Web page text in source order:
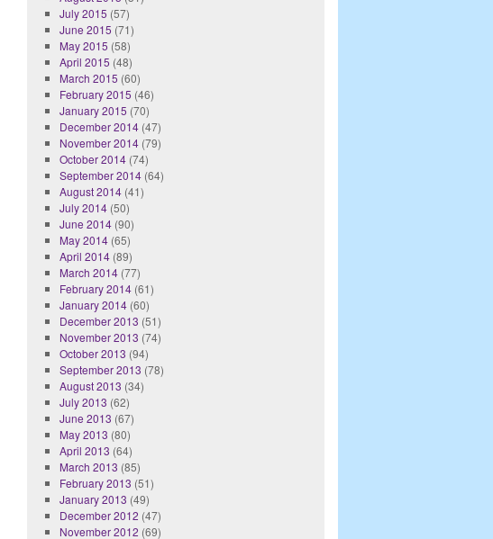
July 2015 (57)
June 2015 (71)
May 2015 (58)
April 2015 (48)
March 2015 (60)
February 2015 (46)
January 2015 (70)
December 2014(47)
November 2014(79)
October 2014(74)
September 2014(64)
August 2014(41)
July 2014(50)
June 2014(90)
May 2014(65)
April 2014(89)
March 2014(77)
February 2014(61)
January 2014(60)
December 2013 (51)
November 2013 (74)
October 2013 (94)
September 2013 (78)
August 2013 (34)
July 2013 (62)
June 2013 (67)
May 2013 (80)
April 2013 (64)
March 2013 (85)
February 2013 (51)
January 2013 (49)
December 2012 (47)
November 2012 (69)